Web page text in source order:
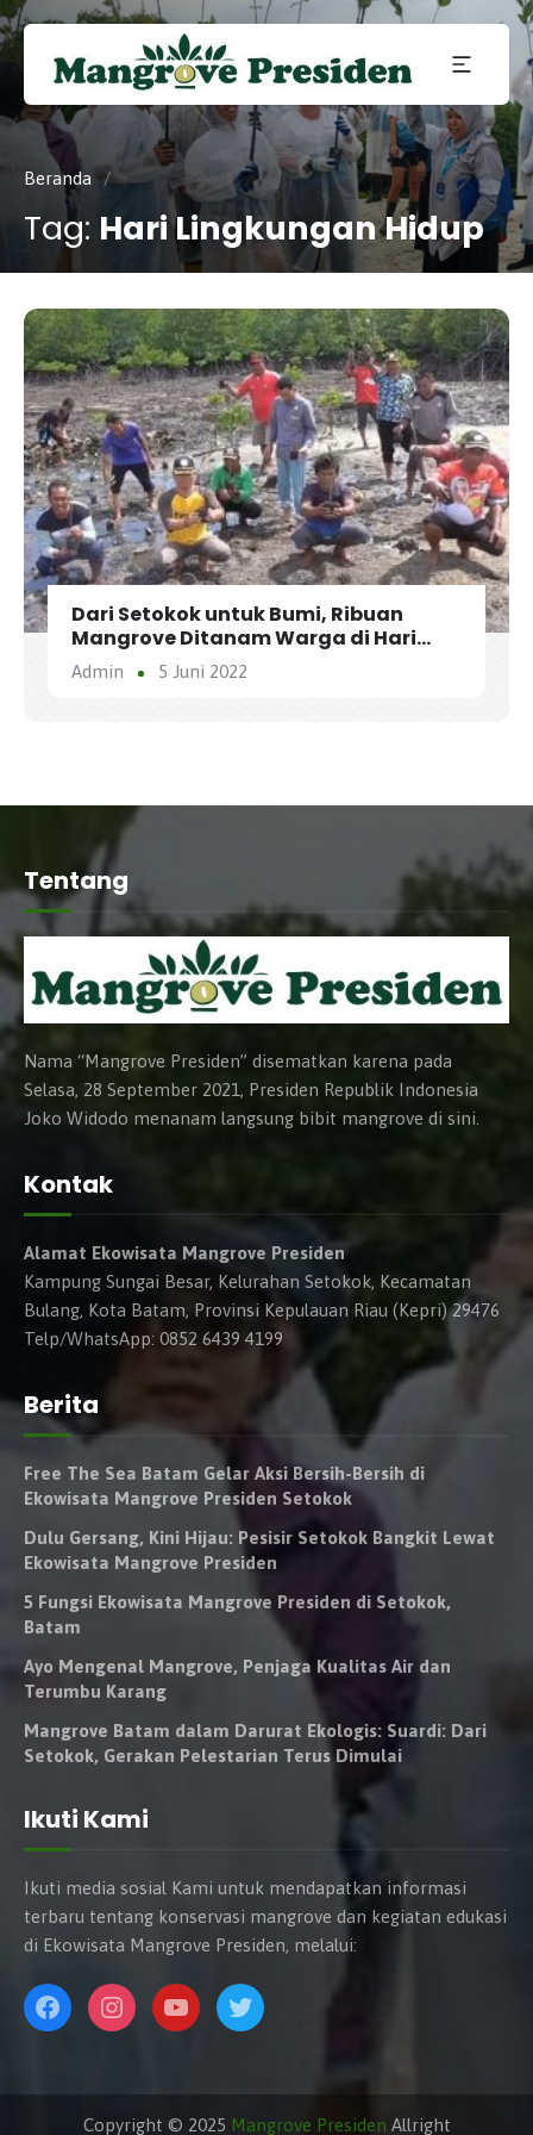
Mangrove
Presiden
dan
Pelestarian
Mangrove
di Kota
Batam,
Kepulauan
Riau.
Beranda /
Tag: Hari Lingkungan Hidup
Dari Setokok untuk Bumi, Ribuan
Mangrove Ditanam Warga di Hari
Lingkungan Hidup Sedunia
Admin 5 Juni 2022
Tentang
Nama “Mangrove Presiden” disematkan karena pada
Selasa, 28 September 2021, Presiden Republik Indonesia
Joko Widodo menanam langsung bibit mangrove di sini.
Kontak
Alamat Ekowisata Mangrove Presiden
Kampung Sungai Besar, Kelurahan Setokok, Kecamatan
Bulang, Kota Batam, Provinsi Kepulauan Riau (Kepri) 29476
Telp/WhatsApp: 0852 6439 4199
Berita
Free The Sea Batam Gelar Aksi Bersih-Bersih di
Ekowisata Mangrove Presiden Setokok
Dulu Gersang, Kini Hijau: Pesisir Setokok Bangkit Lewat
Ekowisata Mangrove Presiden
5 Fungsi Ekowisata Mangrove Presiden di Setokok,
Batam
Ayo Mengenal Mangrove, Penjaga Kualitas Air dan
Terumbu Karang
Mangrove Batam dalam Darurat Ekologis: Suardi: Dari
Setokok, Gerakan Pelestarian Terus Dimulai
Ikuti Kami
Ikuti media sosial Kami untuk mendapatkan informasi
terbaru tentang konservasi mangrove dan kegiatan edukasi
di Ekowisata Mangrove Presiden, melalui:
Copyright © 2025 Mangrove Presiden Allright